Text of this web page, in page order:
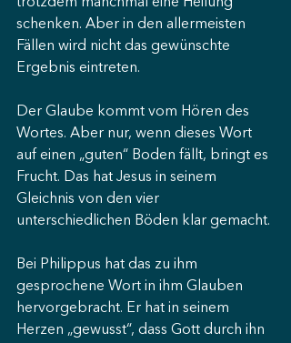
schenken. Aber in den allermeisten
Fällen wird nicht das gewünschte
Ergebnis eintreten.
Der Glaube kommt vom Hören des
Wortes. Aber nur, wenn dieses Wort
auf einen „guten“ Boden fällt, bringt es
Frucht. Das hat Jesus in seinem
Gleichnis von den vier
unterschiedlichen Böden klar gemacht.
Bei Philippus hat das zu ihm
gesprochene Wort in ihm Glauben
hervorgebracht. Er hat in seinem
Herzen „gewusst“, dass Gott durch ihn